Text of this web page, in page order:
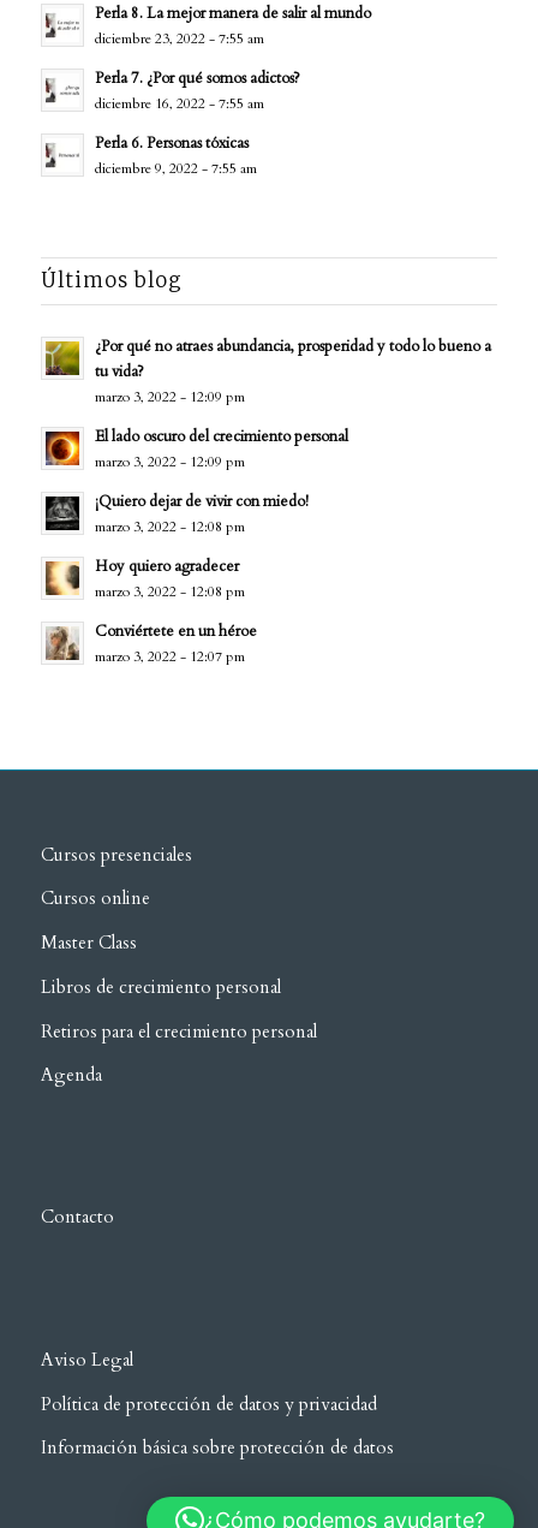
Perla 8. La mejor manera de salir al mundo
diciembre 23, 2022 - 7:55 am
Perla 7. ¿Por qué somos adictos?
diciembre 16, 2022 - 7:55 am
Perla 6. Personas tóxicas
diciembre 9, 2022 - 7:55 am
Últimos blog
¿Por qué no atraes abundancia, prosperidad y todo lo bueno a
tu vida?
marzo 3, 2022 - 12:09 pm
El lado oscuro del crecimiento personal
marzo 3, 2022 - 12:09 pm
¡Quiero dejar de vivir con miedo!
marzo 3, 2022 - 12:08 pm
Hoy quiero agradecer
marzo 3, 2022 - 12:08 pm
Conviértete en un héroe
marzo 3, 2022 - 12:07 pm
Cursos presenciales
Cursos online
Master Class
Libros de crecimiento personal
Retiros para el crecimiento personal
Agenda
Contacto
Aviso Legal
Política de protección de datos y privacidad
Información básica sobre protección de datos
¿Cómo podemos ayudarte?